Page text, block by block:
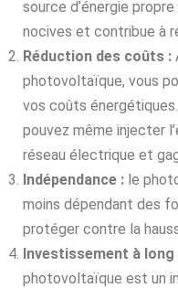
source d’énergie propre
nocives et contribue à
Réduction des coûts :
photovoltaïque, vous
vos coûts énergétiques.
pouvez même injecter
réseau électrique et
Indépendance : le
moins dépendant des
protéger contre la
Investissement à long
photovoltaïque est un